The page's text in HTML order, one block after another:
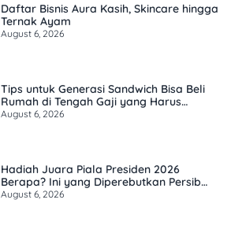
Daftar Bisnis Aura Kasih, Skincare hingga
Ternak Ayam
August 6, 2026
Tips untuk Generasi Sandwich Bisa Beli
Rumah di Tengah Gaji yang Harus
Terbagi
August 6, 2026
Hadiah Juara Piala Presiden 2026
Berapa? Ini yang Diperebutkan Persib
dan Persebaya
August 6, 2026